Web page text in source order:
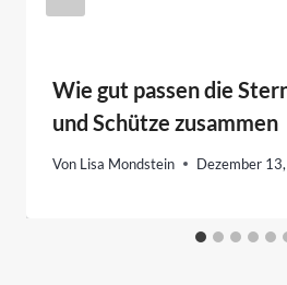
Wie gut passen die
und Schütze zusammen
Von Lisa Mondstein Dezember